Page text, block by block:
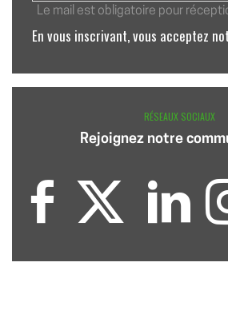
Le mail est obligatoire pour
En vous inscrivant, vous acceptez
RÉSEAUX SOCIAUX
Rejoignez notre